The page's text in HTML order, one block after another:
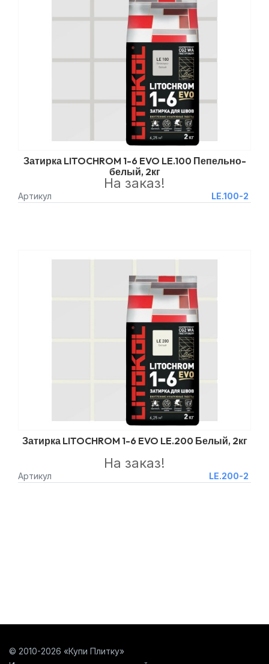
Затирка LITOCHROM 1-6 EVO LE.100 Пепельно-
белый, 2кг
Артикул LE.100-2
На заказ!
Затирка LITOCHROM 1-6 EVO LE.200 Белый, 2кг
Артикул LE.200-2
На заказ!
© 2010-2026 «Купи Плитку»